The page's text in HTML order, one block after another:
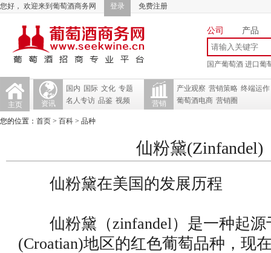
您好， 欢迎来到葡萄酒商务网 登录 免费注册
公司 产品
国产葡萄酒 进口葡
主页 资讯
国内 国际 文化 专题
名人专访 品鉴 视频 营销
产业观察 营销策略 终端运作
葡萄酒电商 营销圈
您的位置： 首页 > 百科 > 品种
仙粉黛(Zinfandel)
仙粉黛在美国的发展历程
仙粉黛（zinfandel）是一种起源
(Croatian)地区的红色葡萄品种，现